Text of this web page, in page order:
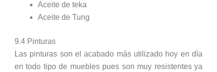
Aceite de teka
Aceite de Tung
9.4 Pinturas
Las pinturas son el acabado más utilizado hoy en día
en todo tipo de muebles pues son muy resistentes ya